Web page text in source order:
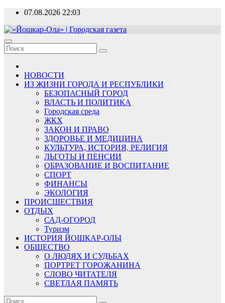
Перейти
содержимому
07.08.2026 22:03
«Йошкар-Ола» | Городская газета
Новости, события, люди
НОВОСТИ
ИЗ ЖИЗНИ ГОРОДА И РЕСПУБЛИКИ
БЕЗОПАСНЫЙ ГОРОД
ВЛАСТЬ И ПОЛИТИКА
Городская среда
ЖКХ
ЗАКОН И ПРАВО
ЗДОРОВЬЕ И МЕДИЦИНА
КУЛЬТУРА, ИСТОРИЯ, РЕЛИГИЯ
ЛЬГОТЫ И ПЕНСИИ
ОБРАЗОВАНИЕ И ВОСПИТАНИЕ
СПОРТ
ФИНАНСЫ
ЭКОЛОГИЯ
ПРОИСШЕСТВИЯ
ОТДЫХ
САД-ОГОРОД
Туризм
ИСТОРИЯ ЙОШКАР-ОЛЫ
ОБЩЕСТВО
О ЛЮДЯХ И СУДЬБАХ
ПОРТРЕТ ГОРОЖАНИНА
СЛОВО ЧИТАТЕЛЯ
СВЕТЛАЯ ПАМЯТЬ